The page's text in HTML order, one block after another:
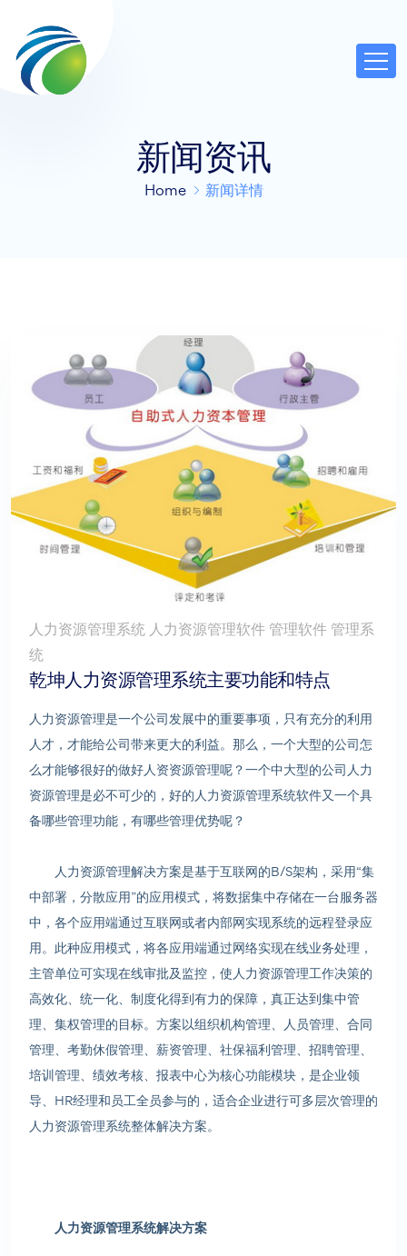
新闻资讯
Home 新闻详情
人力资源管理系统 人力资源管理软件 管理软件 管理系
统
乾坤人力资源管理系统主要功能和特点
人力资源管理是一个公司发展中的重要事项，只有充分的利用
人才，才能给公司带来更大的利益。那么，一个大型的公司怎
么才能够很好的做好人资资源管理呢？一个中大型的公司人力
资源管理是必不可少的，好的人力资源管理系统软件又一个具
备哪些管理功能，有哪些管理优势呢？
人力资源管理解决方案是基于互联网的B/S架构，采用“集
中部署，分散应用”的应用模式，将数据集中存储在一台服务器
中，各个应用端通过互联网或者内部网实现系统的远程登录应
用。此种应用模式，将各应用端通过网络实现在线业务处理，
主管单位可实现在线审批及监控，使人力资源管理工作决策的
高效化、统一化、制度化得到有力的保障，真正达到集中管
理、集权管理的目标。方案以组织机构管理、人员管理、合同
管理、考勤休假管理、薪资管理、社保福利管理、招聘管理、
培训管理、绩效考核、报表中心为核心功能模块，是企业领
导、HR经理和员工全员参与的，适合企业进行可多层次管理的
人力资源管理系统整体解决方案。
人力资源管理系统解决方案